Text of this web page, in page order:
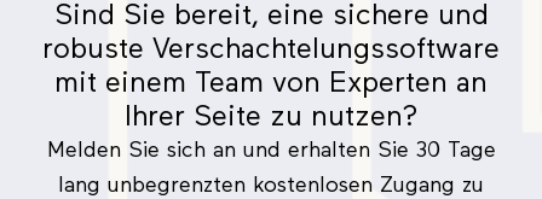
Sind Sie bereit, eine sichere und
robuste Verschachtelungssoftware
mit einem Team von Experten an
Ihrer Seite zu nutzen?
Melden Sie sich an und erhalten Sie 30 Tage
lang unbegrenzten kostenlosen Zugang zu